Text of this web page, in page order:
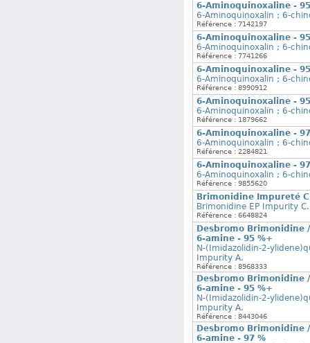
6-Aminoquinoxaline -
6-Aminoquinoxalin ; 6-
Référence : 7142197
6-Aminoquinoxaline -
6-Aminoquinoxalin ; 6-
Référence : 7741266
6-Aminoquinoxaline -
6-Aminoquinoxalin ; 6-
Référence : 8990912
6-Aminoquinoxaline -
6-Aminoquinoxalin ; 6-
Référence : 1879662
6-Aminoquinoxaline -
6-Aminoquinoxalin ; 6-
Référence : 2284821
6-Aminoquinoxaline -
6-Aminoquinoxalin ; 6-
Référence : 9855620
Brimonidine Impureté
Brimonidine EP Impurity
Référence : 6648824
Desbromo Brimonidine
6-amine - 95 %+
N-(Imidazolidin-2-
Impurity A.
Référence : 8968333
Desbromo Brimonidine
6-amine - 95 %+
N-(Imidazolidin-2-
Impurity A.
Référence : 8443046
Desbromo Brimonidine
6-amine - 97 %